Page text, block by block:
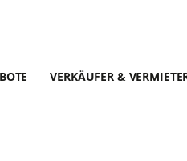
VERKÄUFER &